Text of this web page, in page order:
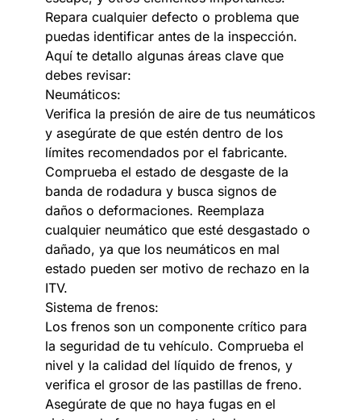
Repara cualquier defecto o problema que
puedas identificar antes de la inspección.
Aquí te detallo algunas áreas clave que
debes revisar:
Neumáticos:
Verifica la presión de aire de tus neumáticos
y asegúrate de que estén dentro de los
límites recomendados por el fabricante.
Comprueba el estado de desgaste de la
banda de rodadura y busca signos de
daños o deformaciones. Reemplaza
cualquier neumático que esté desgastado o
dañado, ya que los neumáticos en mal
estado pueden ser motivo de rechazo en la
ITV.
Sistema de frenos:
Los frenos son un componente crítico para
la seguridad de tu vehículo. Comprueba el
nivel y la calidad del líquido de frenos, y
verifica el grosor de las pastillas de freno.
Asegúrate de que no haya fugas en el